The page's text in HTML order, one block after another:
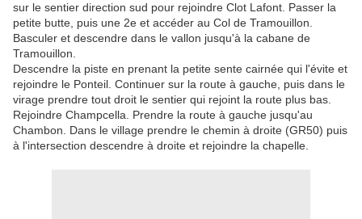
sur le sentier direction sud pour rejoindre Clot Lafont. Passer la
petite butte, puis une 2e et accéder au Col de Tramouillon.
Basculer et descendre dans le vallon jusqu'à la cabane de
Tramouillon.
Descendre la piste en prenant la petite sente cairnée qui l'évite et
rejoindre le Ponteil. Continuer sur la route à gauche, puis dans le
virage prendre tout droit le sentier qui rejoint la route plus bas.
Rejoindre Champcella. Prendre la route à gauche jusqu'au
Chambon. Dans le village prendre le chemin à droite (GR50) puis
à l'intersection descendre à droite et rejoindre la chapelle.